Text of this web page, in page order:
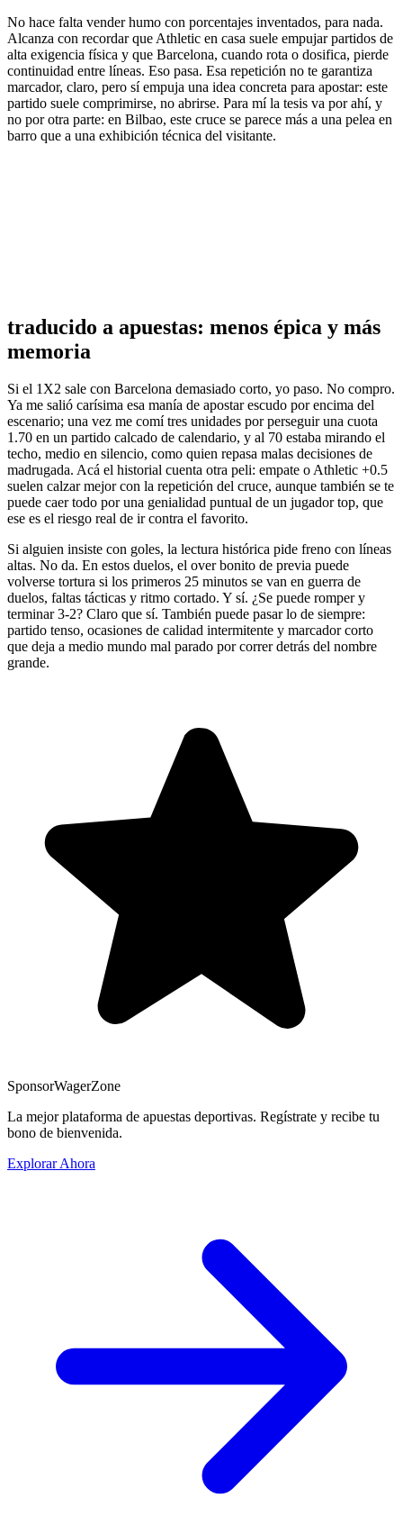
No hace falta vender humo con porcentajes inventados, para nada.
Alcanza con recordar que Athletic en casa suele empujar partidos de
alta exigencia física y que Barcelona, cuando rota o dosifica, pierde
continuidad entre líneas. Eso pasa. Esa repetición no te garantiza
marcador, claro, pero sí empuja una idea concreta para apostar: este
partido suele comprimirse, no abrirse. Para mí la tesis va por ahí, y
no por otra parte: en Bilbao, este cruce se parece más a una pelea en
barro que a una exhibición técnica del visitante.
traducido a apuestas: menos épica y más
memoria
Si el 1X2 sale con Barcelona demasiado corto, yo paso. No compro.
Ya me salió carísima esa manía de apostar escudo por encima del
escenario; una vez me comí tres unidades por perseguir una cuota
1.70 en un partido calcado de calendario, y al 70 estaba mirando el
techo, medio en silencio, como quien repasa malas decisiones de
madrugada. Acá el historial cuenta otra peli: empate o Athletic +0.5
suelen calzar mejor con la repetición del cruce, aunque también se te
puede caer todo por una genialidad puntual de un jugador top, que
ese es el riesgo real de ir contra el favorito.
Si alguien insiste con goles, la lectura histórica pide freno con líneas
altas. No da. En estos duelos, el over bonito de previa puede
volverse tortura si los primeros 25 minutos se van en guerra de
duelos, faltas tácticas y ritmo cortado. Y sí. ¿Se puede romper y
terminar 3-2? Claro que sí. También puede pasar lo de siempre:
partido tenso, ocasiones de calidad intermitente y marcador corto
que deja a medio mundo mal parado por correr detrás del nombre
grande.
SponsorWagerZone
La mejor plataforma de apuestas deportivas. Regístrate y recibe tu
bono de bienvenida.
Explorar Ahora